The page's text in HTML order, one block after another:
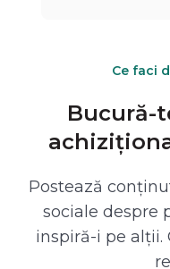
Ce faci
Bucură-
Postează
sociale despre
inspiră-i pe alții.